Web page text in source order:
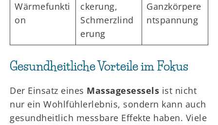
Wärmefunkti
on
ckerung,
Schmerzlind
erung
Ganzkörpere
ntspannung
Gesundheitliche Vorteile im Fokus
Der Einsatz eines Massagesessels ist nicht
nur ein Wohlfühlerlebnis, sondern kann auch
gesundheitlich messbare Effekte haben. Viele